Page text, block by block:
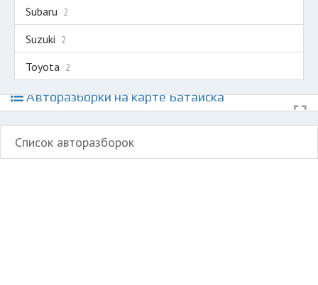
Subaru 2
Suzuki 2
Toyota 2
Авторазборки на карте Батайска
Список авторазборок